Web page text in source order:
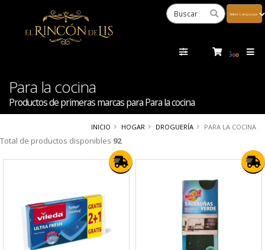
Para la cocina
Productos de primeras marcas para Para la cocina
INICIO HOGAR DROGUERÍA PARA LA COCINA
Total de productos disponibles 92